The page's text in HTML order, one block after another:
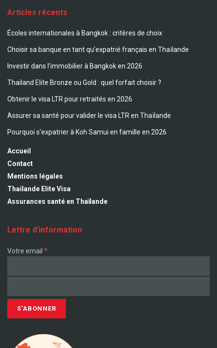
Articles récents
Écoles internationales à Bangkok : critères de choix
Choisir sa banque en tant qu’expatrié français en Thaïlande
Investir dans l’immobilier à Bangkok en 2026
Thailand Elite Bronze ou Gold : quel forfait choisir ?
Obtenir le visa LTR pour retraités en 2026
Assurer sa santé pour valider le visa LTR en Thaïlande
Pourquoi s’expatrier à Koh Samui en famille en 2026
Accueil
Contact
Mentions légales
Thailande Elite Visa
Assurances santé en Thaïlande
Lettre d’information
Votre email *